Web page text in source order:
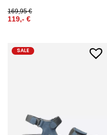
169,95€
119,- €
SALE